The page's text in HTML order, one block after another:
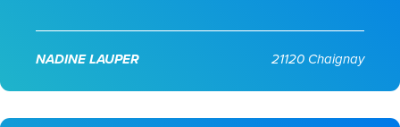
NADINE LAUPER 21120 Chaignay